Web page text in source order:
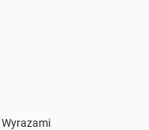
Wyrazami